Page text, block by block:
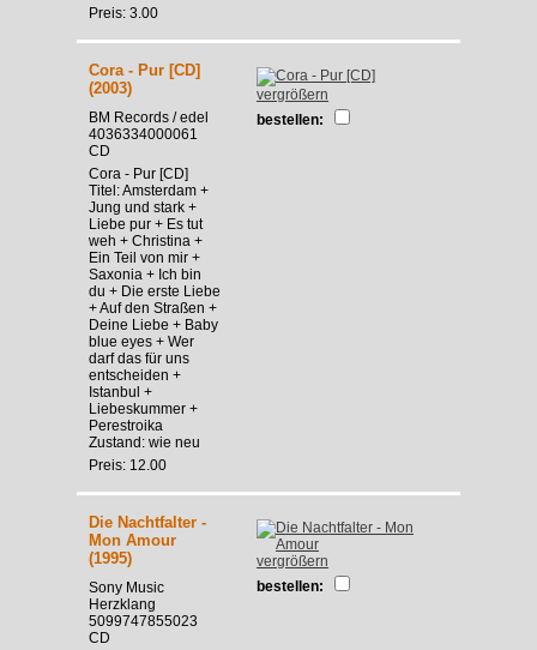
Preis: 3.00
Cora - Pur [CD]
(2003)
BM Records / edel
4036334000061
CD
Cora - Pur [CD]
Titel: Amsterdam +
Jung und stark +
Liebe pur + Es tut
weh + Christina +
Ein Teil von mir +
Saxonia + Ich bin
du + Die erste Liebe
+ Auf den Straßen +
Deine Liebe + Baby
blue eyes + Wer
darf das für uns
entscheiden +
Istanbul +
Liebeskummer +
Perestroika
Zustand: wie neu
Preis: 12.00
vergrößern
bestellen:
Die Nachtfalter -
Mon Amour
(1995)
Sony Music
Herzklang
5099747855023
CD
vergrößern
bestellen: